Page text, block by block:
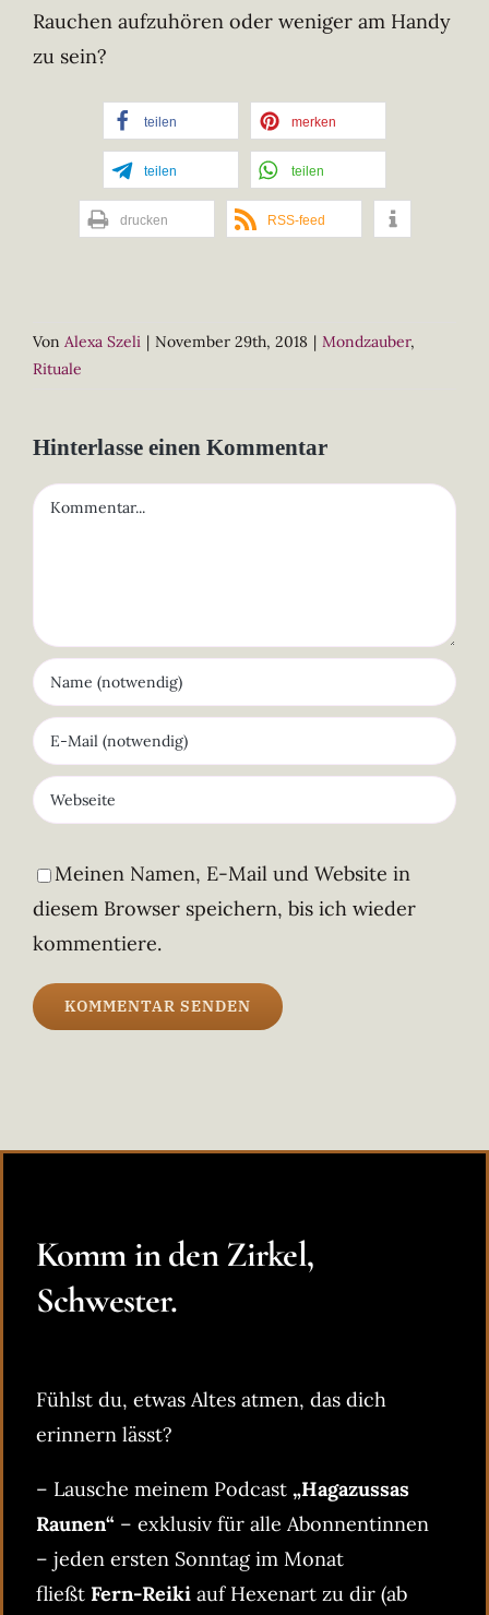
Rauchen aufzuhören oder weniger am Handy
zu sein?
teilen merken
teilen teilen
drucken RSS-feed
Von Alexa Szeli | November 29th, 2018 | Mondzauber,
Rituale
Hinterlasse einen Kommentar
Kommentar
Meinen Namen, E-Mail und Website in
diesem Browser speichern, bis ich wieder
kommentiere.
Komm in den Zirkel,
Schwester.
Fühlst du, etwas Altes atmen, das dich
erinnern lässt?
– Lausche meinem Podcast „Hagazussas
Raunen“ – exklusiv für alle Abonnentinnen
– jeden ersten Sonntag im Monat
fließt Fern-Reiki auf Hexenart zu dir (ab